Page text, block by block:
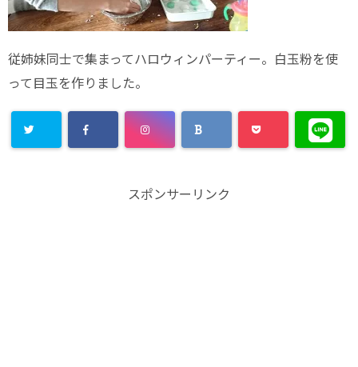
従姉妹同士で集まってハロウィンパーティー。白玉粉を使
って目玉を作りました。
スポンサーリンク